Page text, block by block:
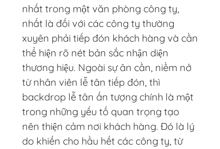
nhất trong một văn phòng công ty,
nhất là đối với các công ty thường
xuyên phải tiếp đón khách hàng và cần
thể hiện rõ nét bản sắc nhận diện
thương hiệu. Ngoài sự ân cần, niềm nở
từ nhân viên lễ tân tiếp đón, thì
backdrop lễ tân ấn tượng chính là một
trong những yếu tố quan trọng tạo
nên thiện cảm nơi khách hàng. Đó là lý
do khiến cho hầu hết các công ty, từ